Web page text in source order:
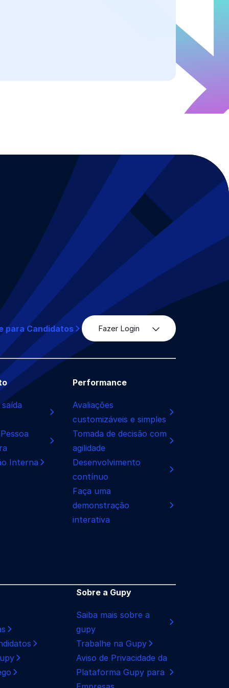
para Candidatos Fazer Login
Interna
Performance
Avaliações
customizáveis e simples
Tomada de decisão com
agilidade
Desenvolvimento
contínuo
Faça uma
demonstração
interativa
Sobre a Gupy
Saiba mais sobre a
gupy
Trabalhe na Gupy
Aviso de Privacidade da
Plataforma Gupy para